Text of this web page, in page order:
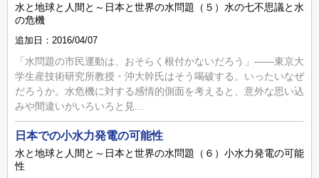
水と地球と人間と～日本と世界の水問題（５）水の七不思議と水
の危機
追加日：2016/04/07
「水問題の市民運動は、おそらく根付かないだろう」――東京大
学生産技術研究所教授・沖大幹氏はそう喝破する。いったいなぜ
だろうか。水危機に対する感情的側面を考えると、意外な思い込
みや間違いがいろいろと見...
日本での小水力発電の可能性
水と地球と人間と～日本と世界の水問題（６）小水力発電の可能
性